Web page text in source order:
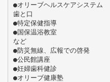
●オリーブヘルスケアシステム
歯と口
●特定保健指導
●国保温浴教室
など
●防災無線、広報での啓発
●公民館講座
●妊婦歯科健診
●オリーブ健康塾